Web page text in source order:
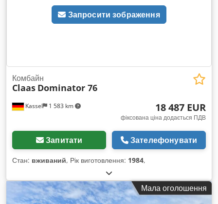
Запросити зображення
Kassel 1 583 km
Комбайн
Claas Dominator 76
18 487 EUR
фіксована ціна додається ПДВ
Запитати Зателефонувати
Стан: вживаний, Рік виготовлення: 1984,
Мала оголошення